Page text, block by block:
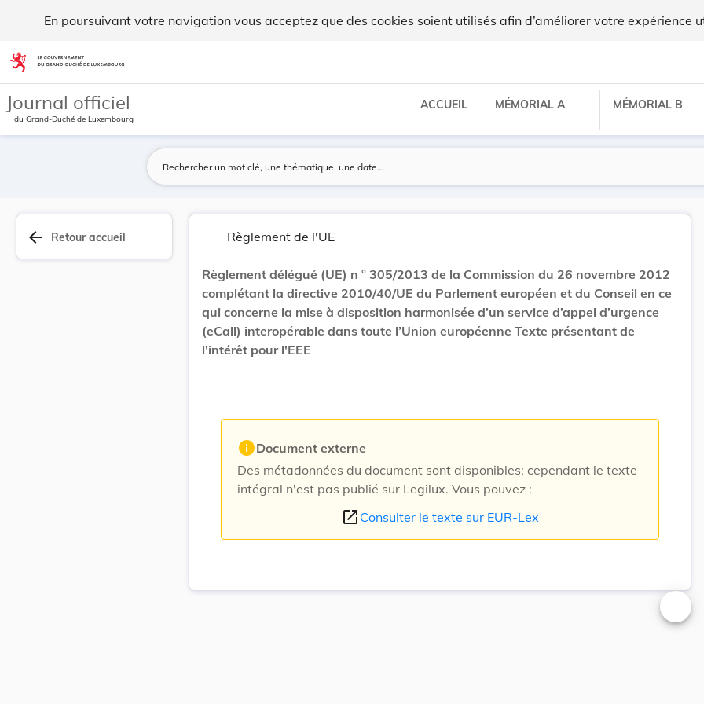
En poursuivant votre navigation vous acceptez que des cookies soient utilisés afin d’améliorer votre expérience
Aller au contenu
Journal officiel
du Grand-Duché de Luxembourg
ACCUEIL MÉMORIAL A MÉMORIAL B
arrow_back Retour accueil Règlement de l'UE
Règlement délégué (UE) n ° 305/2013 de la Commission du 26 novembre 2012
complétant la directive 2010/40/UE du Parlement européen et du Conseil en ce
qui concerne la mise à disposition harmonisée d’un service d’appel d’urgence
(eCall) interopérable dans toute l’Union européenne Texte présentant de
l'intérêt pour l'EEE
infoDocument externe
Des métadonnées du document sont disponibles; cependant le texte
intégral n'est pas publié sur Legilux. Vous pouvez :
open_in_new Consulter le texte sur EUR-Lex